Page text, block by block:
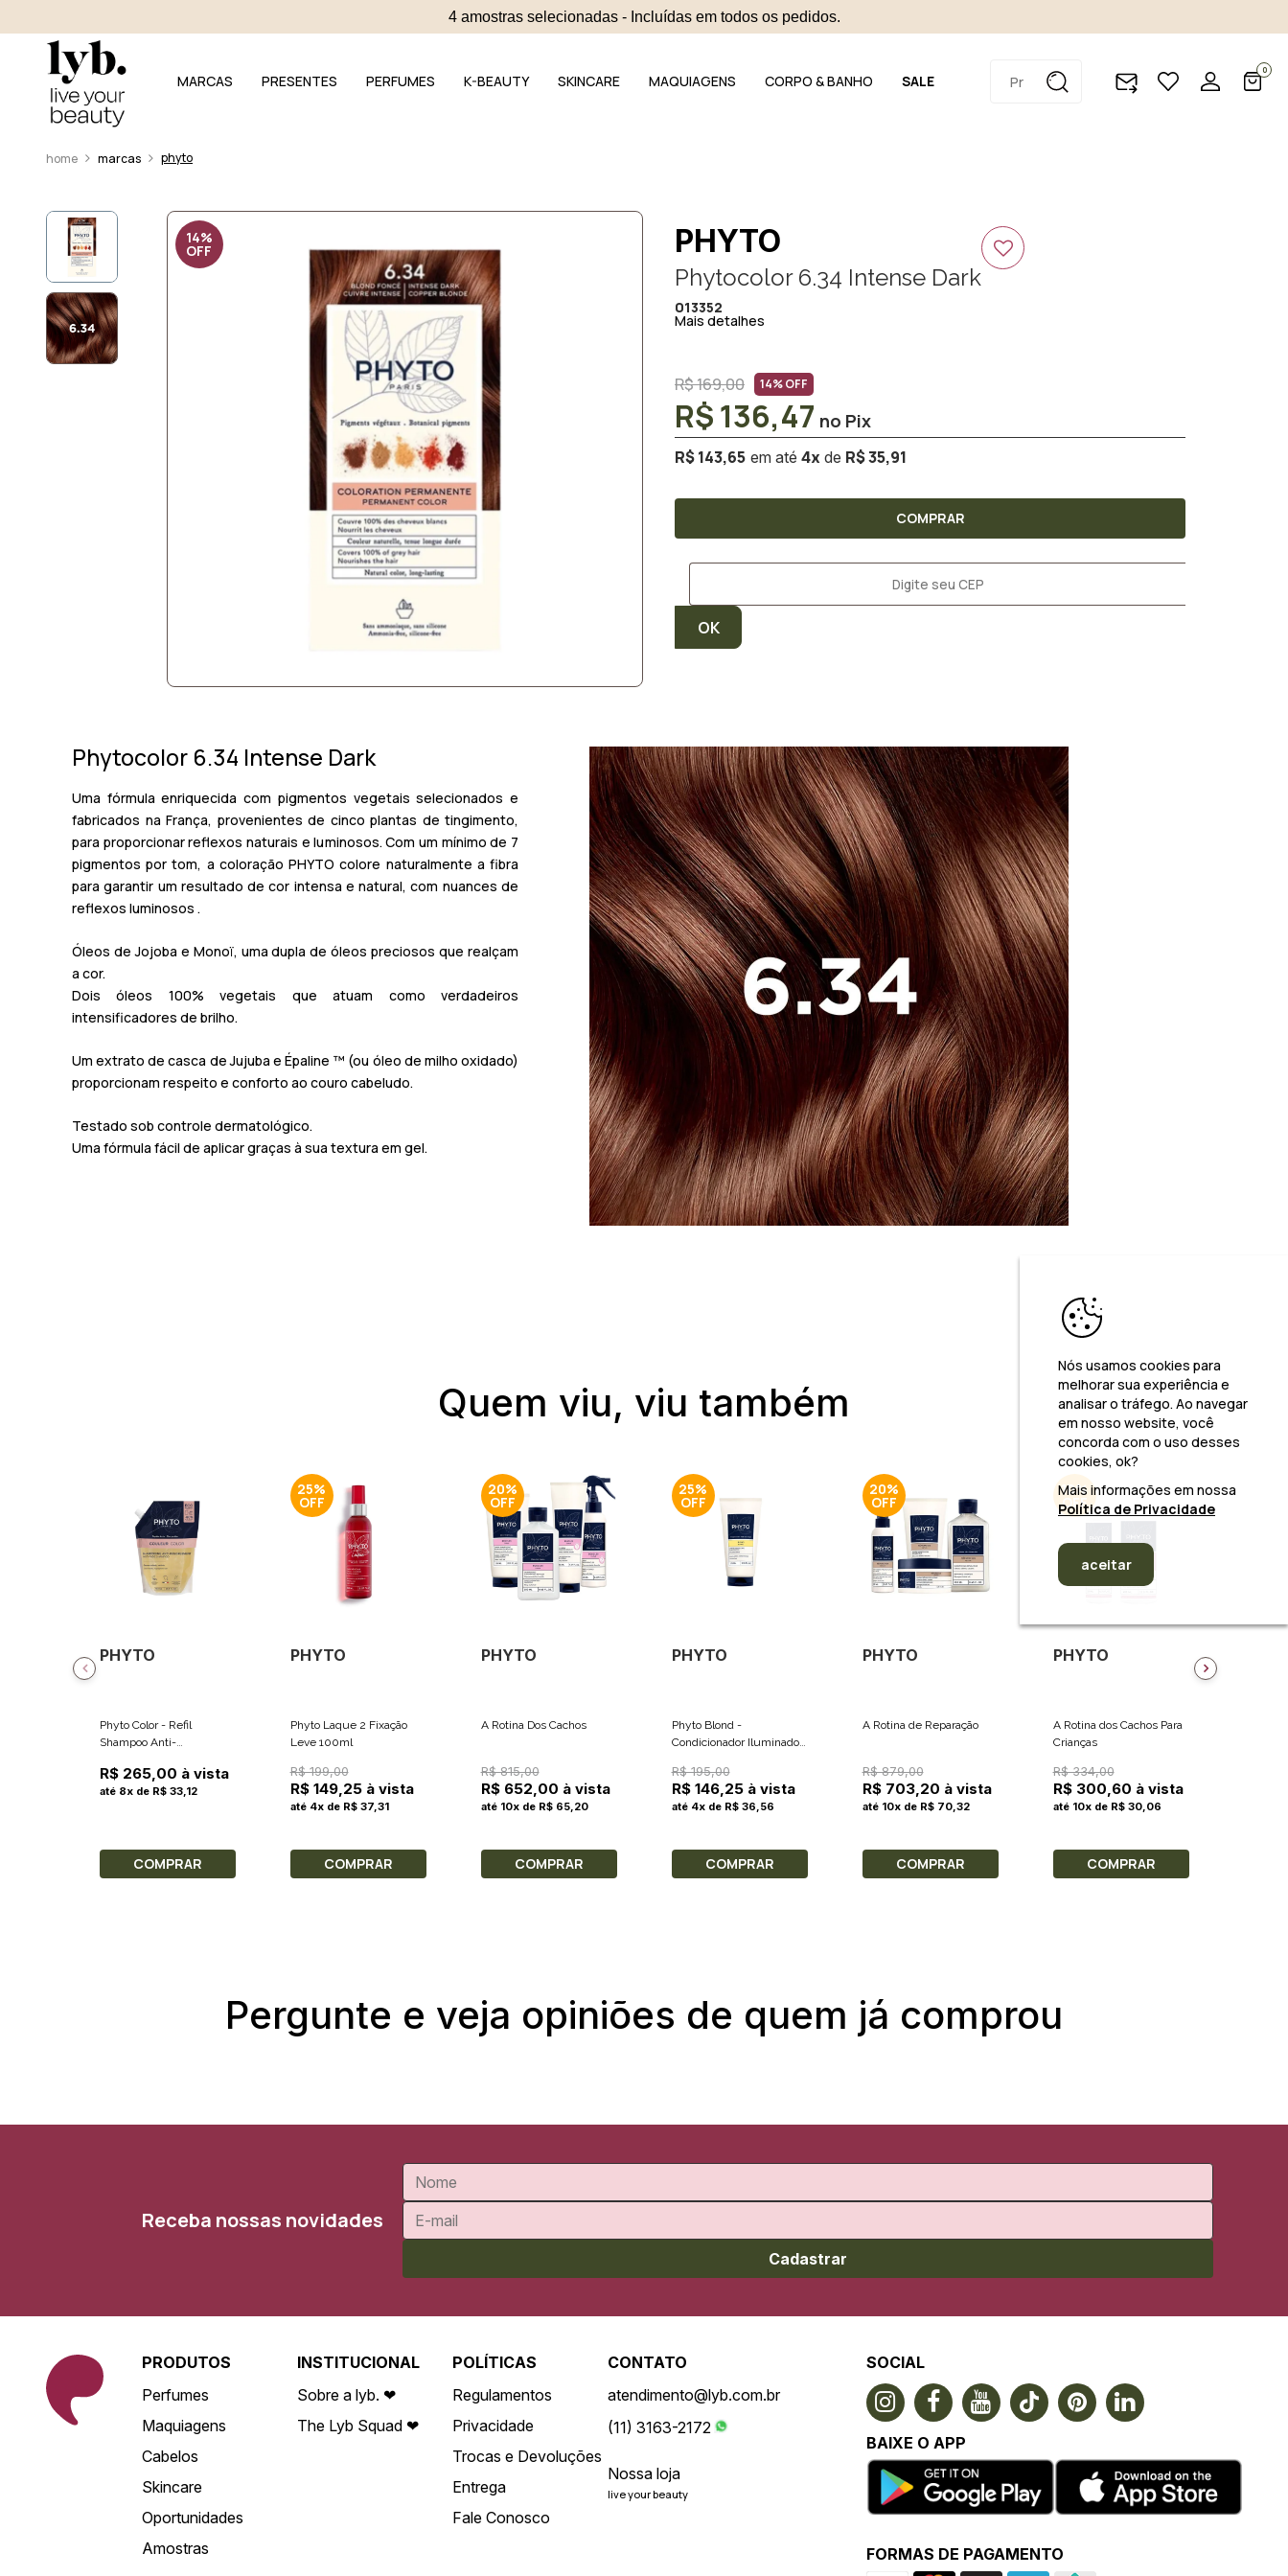
4 amostras selecionadas - Incluídas em todos os pedidos.
MARCAS PRESENTES PERFUMES K-BEAUTY SKINCARE MAQUIAGENS CORPO & BANHO SALE
0
marcas phyto
14%
OFF PHYTO
Phytocolor 6.34 Intense Dark
013352
Mais detalhes
R$ 169,00 14% OFF
R$ 143,65 4x R$ 35,91
R$ 136,47
COMPRAR
Phytocolor 6.34 Intense Dark
Uma fórmula enriquecida com pigmentos vegetais selecionados e
fabricados na França, provenientes de cinco plantas de tingimento,
para proporcionar reflexos naturais e luminosos. Com um mínimo de 7
pigmentos por tom, a coloraçãoPHYTO colore naturalmente a fibra
paragarantir um resultado de cor intensa e natural, com nuances de
reflexos luminosos .
Óleos de Jojoba e Monoï, uma dupla de óleos preciosos que realçam
a cor.
Dois óleos 100% vegetais que atuam como verdadeiros
intensificadores de brilho.
Um extrato de casca de Jujuba e Épaline ™ (ou óleo de milho oxidado)
proporcionam respeito e conforto ao couro cabeludo.
Testado sob controle dermatológico.
Uma fórmula fácil de aplicar graças à sua textura em gel.
Quem viu, viu também
PHYTO
Phyto Color - Refil
Shampoo Anti-
R$ 265,00 à vista
até 8x de R$ 33,12
COMPRAR
25%
PHYTO
Phyto Laque 2 Fixação
Leve 100ml
R$ 199,00
R$ 149,25 à vista
até 4x de R$ 37,31
COMPRAR
20%
PHYTO
A Rotina Dos Cachos
R$ 815,00
R$ 652,00 à vista
até 10x de R$ 65,20
COMPRAR
25%
PHYTO
Phyto Blond -
Condicionador Iluminador
R$ 195,00
R$ 146,25 à vista
até 4x de R$ 36,56
COMPRAR
20%
PHYTO
A Rotina de Reparação
R$ 879,00
R$ 703,20 à vista
até 10x de R$ 70,32
COMPRAR
10%
PHYTO
A Rotina dos Cachos Para
Crianças
R$ 334,00
R$ 300,60 à vista
até 10x de R$ 30,06
COMPRAR
Pergunte e veja opiniões de quem já comprou
Receba nossas novidades
Cadastrar
PRODUTOS
Perfumes
Maquiagens
Cabelos
Skincare
Oportunidades
Amostras
INSTITUCIONAL
Sobre a lyb. ❤
The Lyb Squad ❤
POLÍTICAS
Regulamentos
Privacidade
Trocas e Devoluções
Entrega
Fale Conosco
CONTATO
atendimento@lyb.com.br
(11) 3163-2172
Nossa loja
live your beauty
SOCIAL
BAIXE O APP
FORMAS DE PAGAMENTO
Nós usamos cookies para
melhorar sua experiência e
analisar o tráfego. Ao navegar
em nosso website, você
concorda com o uso desses
cookies, ok?
Mais informações em nossa
Política de Privacidade
aceitar